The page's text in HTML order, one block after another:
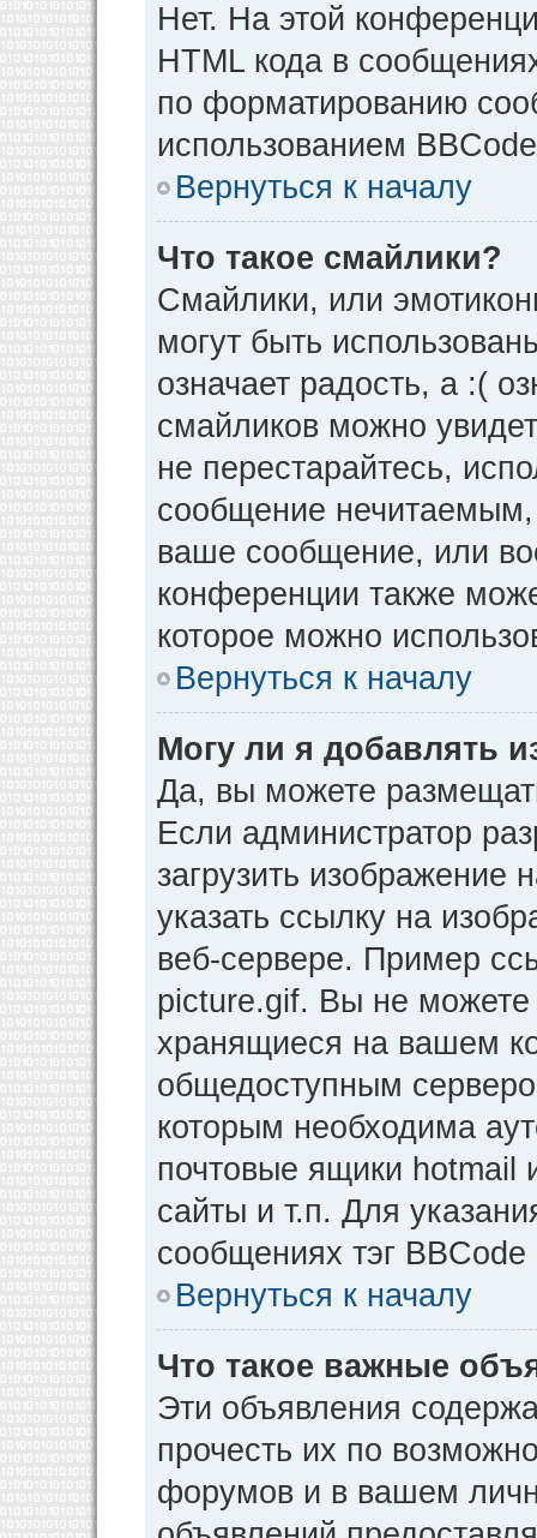
Нет. На этой
HTML кода в
по форматированию
использованием
Вернуться к началу
Что такое смайлики?
Смайлики, или
могут быть
означает радость, а :(
смайликов можно
не перестарайтесь,
сообщение нечитаемым,
ваше сообщение, или
конференции также
которое можно
Вернуться к началу
Могу ли я добавлять
Да, вы можете
Если администратор
загрузить
указать ссылку на
веб-сервере. Пример
picture.gif. Вы не можете
хранящиеся на вашем
общедоступным
которым необходима
почтовые ящики
сайты и т.п. Для
сообщениях тэг BBCode
Вернуться к началу
Что такое важные
Эти объявления
прочесть их по
форумов и в вашем